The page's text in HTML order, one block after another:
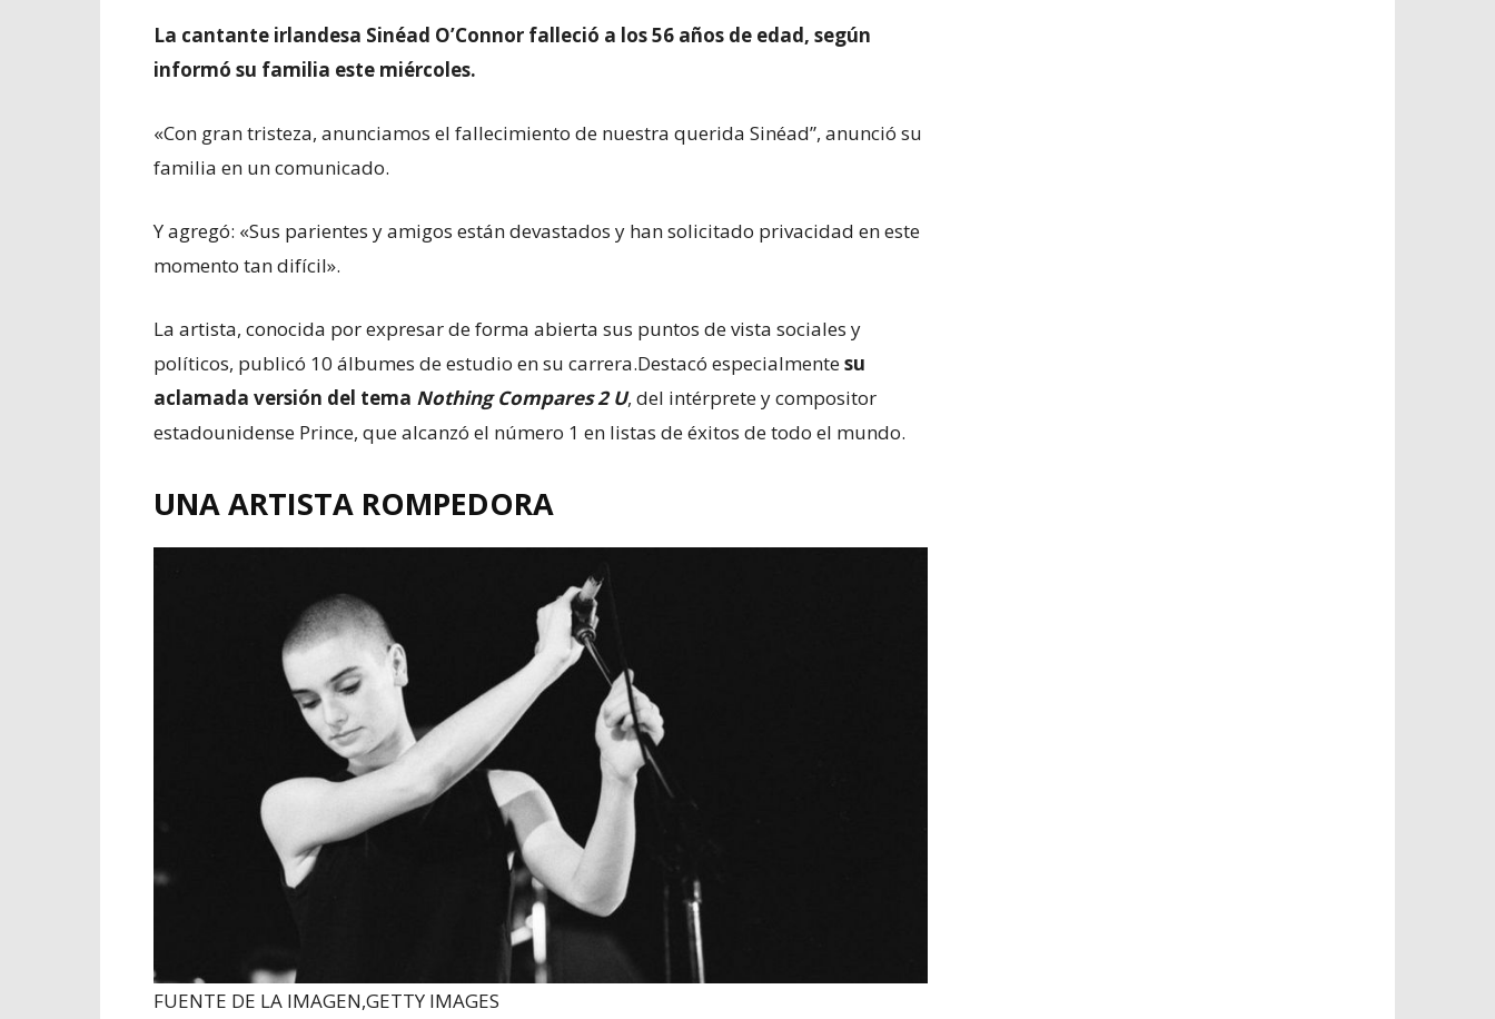
La cantante irlandesa Sinéad O’Connor falleció a los 56 años de edad, según
informó su familia este miércoles.
«Con gran tristeza, anunciamos el fallecimiento de nuestra querida Sinéad”, anunció su
familia en un comunicado.
Y agregó: «Sus parientes y amigos están devastados y han solicitado privacidad en este
momento tan difícil».
La artista, conocida por expresar de forma abierta sus puntos de vista sociales y
políticos, publicó 10 álbumes de estudio en su carrera.Destacó especialmentesu
aclamada versión del tema Nothing Compares 2 U, del intérprete y compositor
estadounidense Prince, que alcanzó el número 1 en listas de éxitos de todo el mundo.
UNA ARTISTA ROMPEDORA
FUENTE DE LA IMAGEN,GETTY IMAGES